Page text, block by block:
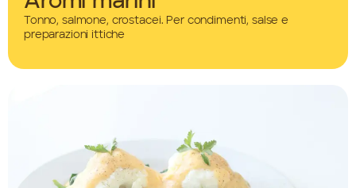
Tonno, salmone, crostacei. Per condimenti, salse e
preparazioni ittiche